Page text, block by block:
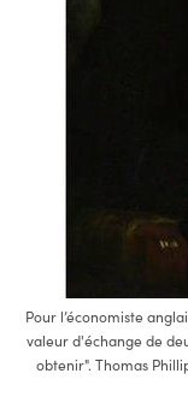
Pour l’économiste
valeur d'échange de
obtenir". Thomas